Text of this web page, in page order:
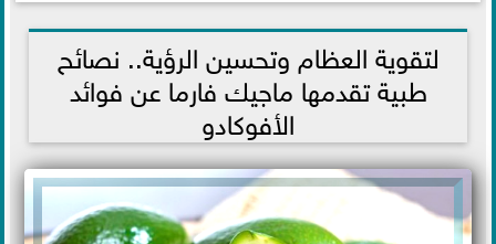
2021-11-17 11:10:43لتقوية العظام وتحسين الرؤية.. نصائح
طبية تقدمها ماجيك فارما عن فوائد
الأفوكادو